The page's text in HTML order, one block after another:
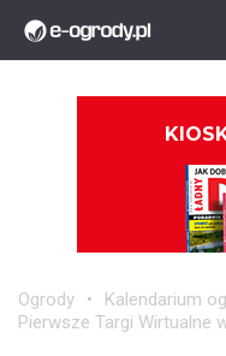
Ogrody
Kalendarium
Pierwsze Targi Wirtualne